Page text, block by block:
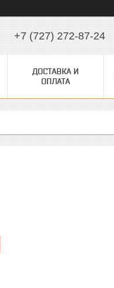
+7 (727) 272-87-24
ДОСТАВКА И
ОПЛАТА